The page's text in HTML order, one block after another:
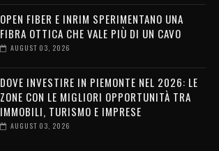
OPEN FIBER E INRIM SPERIMENTANO UNA
FIBRA OTTICA CHE VALE PIÙ DI UN CAVO
AUGUST 03, 2026
DOVE INVESTIRE IN PIEMONTE NEL 2026: LE
ZONE CON LE MIGLIORI OPPORTUNITÀ TRA
IMMOBILI, TURISMO E IMPRESE
AUGUST 03, 2026